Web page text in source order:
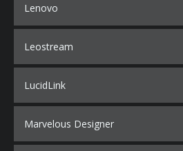
Lenovo
Leostream
LucidLink
Marvelous Designer